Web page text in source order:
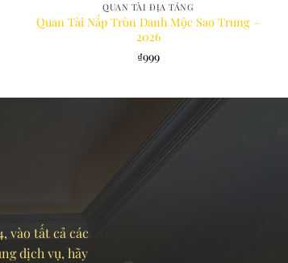
QUAN TÀI ĐỊA TÁNG
Quan Tài Nắp Tròn Danh Mộc Sao Trung –
2026
₫999
vào tất cả các
dịch vụ, hãy